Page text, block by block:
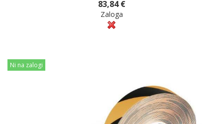
83,84 €
Zaloga
Ni na zalogi